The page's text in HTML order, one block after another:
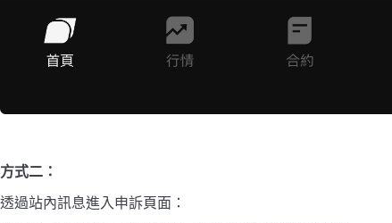
方式二：
透過站內訊息進入申訴頁面：